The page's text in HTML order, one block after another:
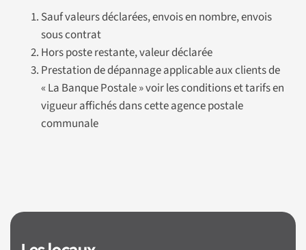
Sauf valeurs déclarées, envois en nombre, envois
sous contrat
Hors poste restante, valeur déclarée
Prestation de dépannage applicable aux clients de
« La Banque Postale » voir les conditions et tarifs en
vigueur affichés dans cette agence postale
communale